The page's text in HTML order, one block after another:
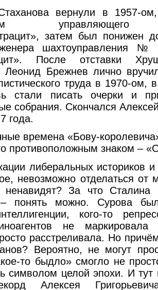
вернули в 1957-
управляющего
затем был понижен
шахтоуправления №
После отставки
Леонид Брежнев лично
труда в 1970-ом,
стали писать очерки и
собрания. Скончался
года.
времена «Бову-
противоположным знаком –
либеральных историков
невозможно отделаться от
ненавидят? За что Сталина
– понять можно. Сурова
кого-то
не маркировала
расстреливала. Но
Вероятно, не могут
то быдло» смогло не
символом целой эпохи. И тут
Алексея